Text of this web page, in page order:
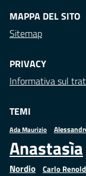
MAPPA DEL SITO
Sitemap
PRIVACY
Informativa sul
TEMI
Ada Maurizio
Anastasìa
Nordio Carlo